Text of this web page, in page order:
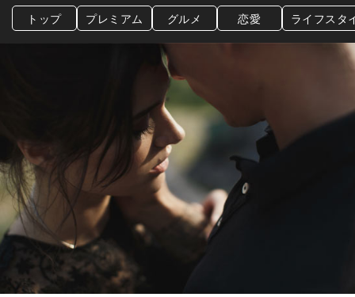
トップ プレミアム グルメ 恋愛 ライフスタ